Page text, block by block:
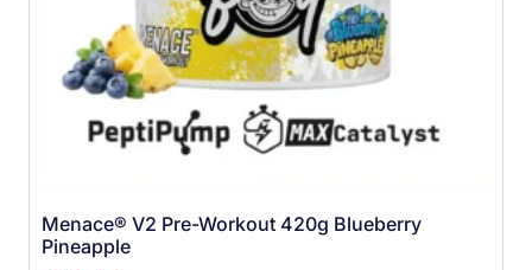
Menace® V2 Pre-Workout 420g Blueberry
Pineapple